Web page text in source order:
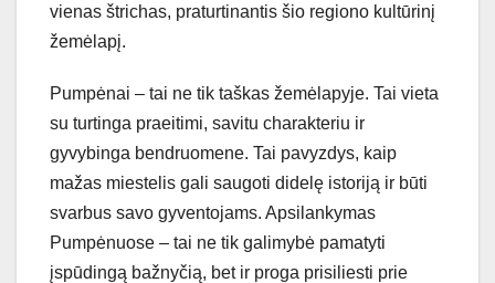
vienas štrichas, praturtinantis šio regiono kultūrinį
žemėlapį.
Pumpėnai – tai ne tik taškas žemėlapyje. Tai vieta
su turtinga praeitimi, savitu charakteriu ir
gyvybinga bendruomene. Tai pavyzdys, kaip
mažas miestelis gali saugoti didelę istoriją ir būti
svarbus savo gyventojams. Apsilankymas
Pumpėnuose – tai ne tik galimybė pamatyti
įspūdingą bažnyčią, bet ir proga prisiliesti prie